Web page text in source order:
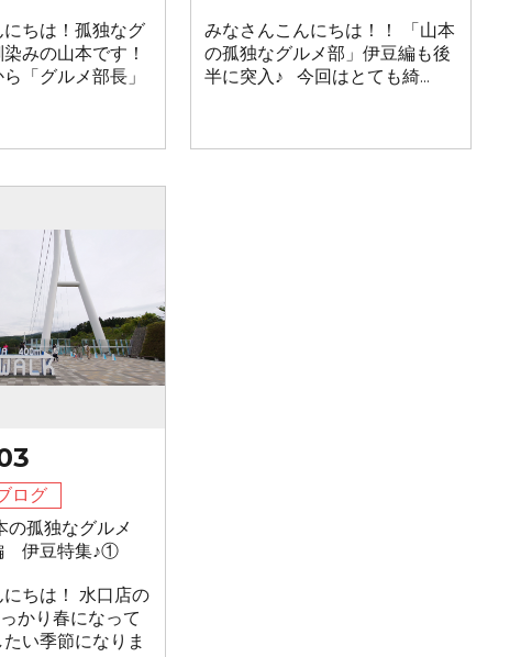
ちは！孤独なグ
みの山本です！
「グルメ部長」
みなさんこんにちは！！ 「山本
の孤独なグルメ部」伊豆編も後
半に突入♪ 今回はとても綺...
ログ
孤独なグルメ
伊豆特集♪①
ちは！ 水口店の
かり春になって
い季節になりま